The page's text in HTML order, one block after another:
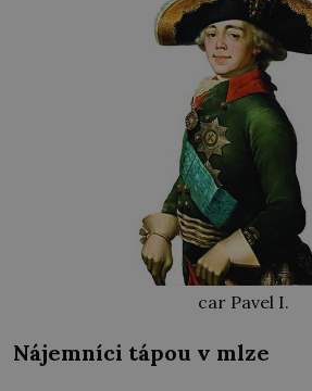
car Pavel I.
Nájemníci tápou v mlze